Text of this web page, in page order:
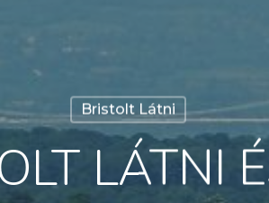
Bristolt Látni
LÁTNI